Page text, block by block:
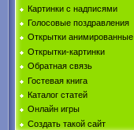
Картинки с надписями
Голосовые поздравления
Открытки анимированные
Открытки-картинки
Обратная связь
Гостевая книга
Каталог статей
Онлайн игры
Создать такой сайт